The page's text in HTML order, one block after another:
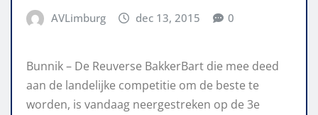
AVLimburg dec 13, 2015 0
Bunnik – De Reuverse BakkerBart die mee deed
aan de landelijke competitie om de beste te
worden, is vandaag neergestreken op de 3e